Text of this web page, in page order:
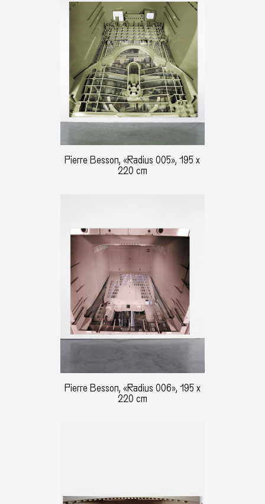
Pierre Besson, «Radius 005», 195 x
220 cm
Pierre Besson, «Radius 006», 195 x
220 cm